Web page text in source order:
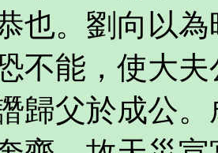
也。劉向以
不能，使大
歸父於成公